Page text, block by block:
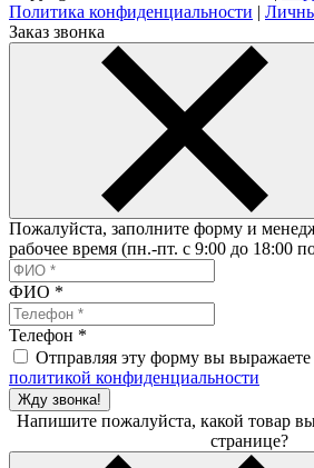
Политика конфиденциальности |
Заказ звонка
Пожалуйста, заполните форму и
рабочее время (пн.-пт. с 9:00 до 18:00
ФИО *
Телефон *
Отправляя эту форму вы выражаете
политикой конфиденциальности
Жду звонка!
Напишите пожалуйста, какой товар
странице?